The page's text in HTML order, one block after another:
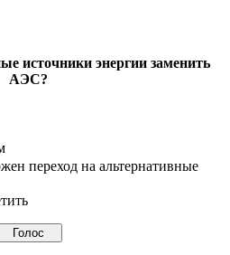
источники энергии заменить
АЭС?
переход на альтернативные